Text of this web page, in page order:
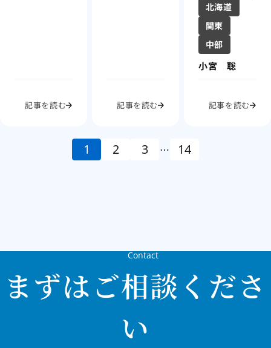
記事を読む 記事を読む
北海道
関東
中部
小宮 聡
記事を読む
1 2 3 … 14
Contact
まずはご相談くださ
い